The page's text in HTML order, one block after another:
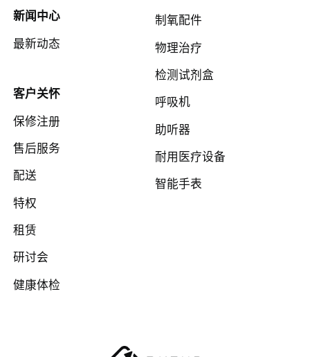
新闻中心
最新动态
客户关怀
保修注册
售后服务
配送
特权
租赁
研讨会
健康体检
制氧配件
物理治疗
检测试剂盒
呼吸机
助听器
耐用医疗设备
智能手表